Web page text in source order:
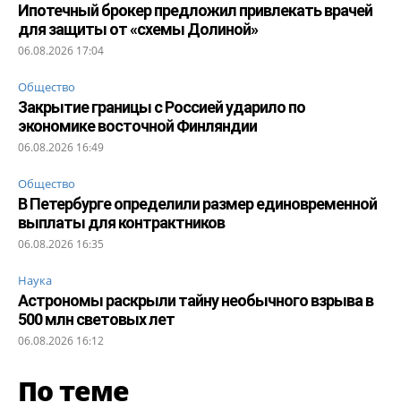
Ипотечный брокер предложил привлекать врачей
для защиты от «схемы Долиной»
06.08.2026 17:04
Общество
Закрытие границы с Россией ударило по
экономике восточной Финляндии
06.08.2026 16:49
Общество
В Петербурге определили размер единовременной
выплаты для контрактников
06.08.2026 16:35
Наука
Астрономы раскрыли тайну необычного взрыва в
500 млн световых лет
06.08.2026 16:12
По теме